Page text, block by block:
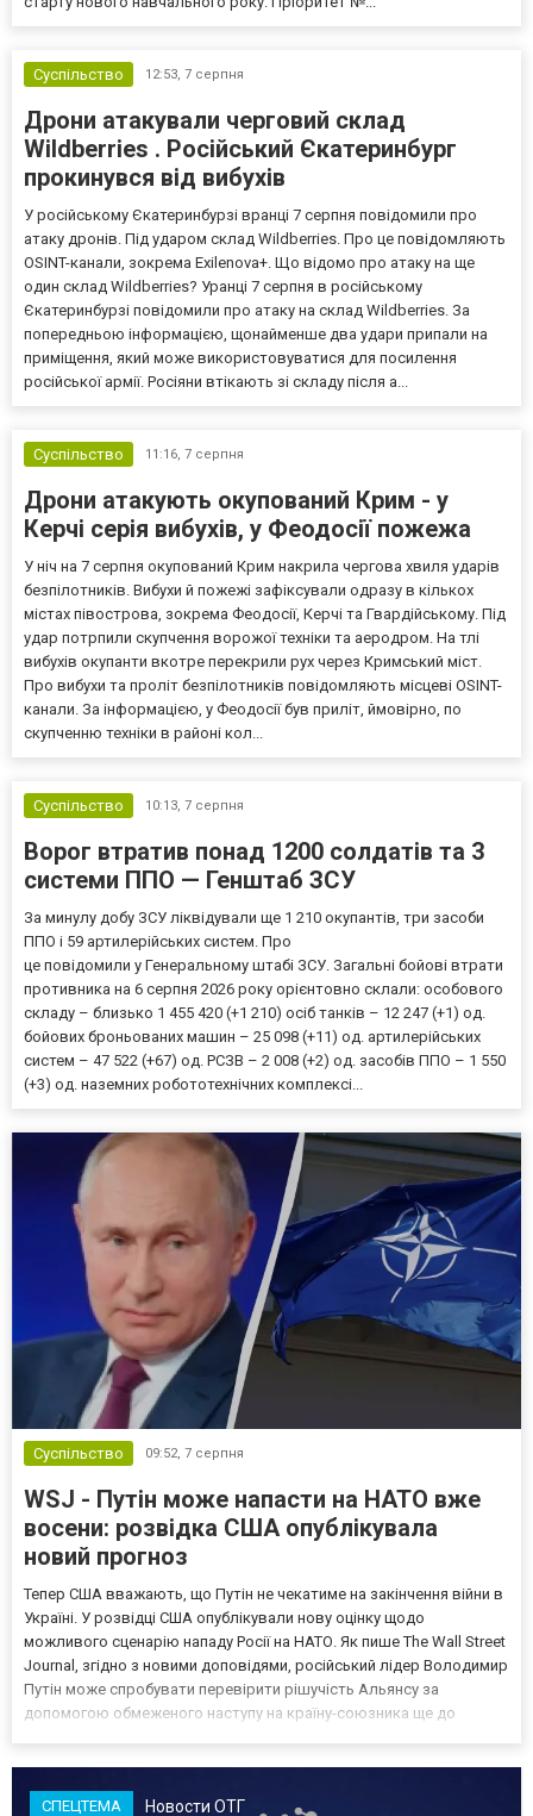
Суспільство 12:53, 7 серпня
Дрони атакували черговий склад
Wildberries . Російський Єкатеринбург
прокинувся від вибухів
У російському Єкатеринбурзі вранці 7 серпня повідомили про
атаку дронів. Під ударом склад Wildberries. Про це повідомляють
OSINT-канали, зокрема Exilenova+. Що відомо про атаку на ще
один склад Wildberries? Уранці 7 серпня в російському
Єкатеринбурзі повідомили про атаку на склад Wildberries. За
попередньою інформацією, щонайменше два удари припали на
приміщення, який може використовуватися для посилення
російської армії. Росіяни втікають зі складу після а...
Суспільство 11:16, 7 серпня
Дрони атакують окупований Крим - у
Керчі серія вибухів, у Феодосії пожежа
У ніч на 7 серпня окупований Крим накрила чергова хвиля ударів
безпілотників. Вибухи й пожежі зафіксували одразу в кількох
містах півострова, зокрема Феодосії, Керчі та Гвардійському. Під
удар потрпили скупчення ворожої техніки та аеродром. На тлі
вибухів окупанти вкотре перекрили рух через Кримський міст.
Про вибухи та проліт безпілотників повідомляють місцеві OSINT-
канали. За інформацією, у Феодосії був приліт, ймовірно, по
скупченню техніки в районі кол...
Суспільство 10:13, 7 серпня
Ворог втратив понад 1200 солдатів та 3
системи ППО — Генштаб ЗСУ
За минулу добу ЗСУ ліквідували ще 1 210 окупантів, три засоби
ППО і 59 артилерійських систем. Про
це повідомили у Генеральному штабі ЗСУ. Загальні бойові втрати
противника на 6 серпня 2026 року орієнтовно склали: особового
складу – близько 1 455 420 (+1 210) осіб танків – 12 247 (+1) од.
бойових броньованих машин – 25 098 (+11) од. артилерійських
систем – 47 522 (+67) од. РСЗВ – 2 008 (+2) од. засобів ППО – 1 550
(+3) од. наземних робототехнічних комплексі...
Суспільство 09:52, 7 серпня
WSJ - Путін може напасти на НАТО вже
восени: розвідка США опублікувала
новий прогноз
Тепер США вважають, що Путін не чекатиме на закінчення війни в
Україні. У розвідці США опублікували нову оцінку щодо
можливого сценарію нападу Росії на НАТО. Як пише The Wall Street
Journal, згідно з новими доповідями, російський лідер Володимир
Путін може спробувати перевірити рішучість Альянсу за
допомогою обмеженого наступу на країну-союзника ще до
СПЕЦТЕМА Новости ОТГ